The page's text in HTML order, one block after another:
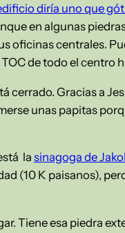
diría uno que
en algunas
oficinas centrales.
de todo el centro
cerrado. Gracias a
unas papitas
la sinagoga de
(10 K paisanos),
Tiene esa piedra